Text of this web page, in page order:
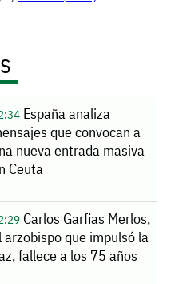
España analiza
que convocan a
nueva entrada masiva
Ceuta
Carlos Garfias Merlos,
arzobispo que impulsó la
fallece a los 75 años